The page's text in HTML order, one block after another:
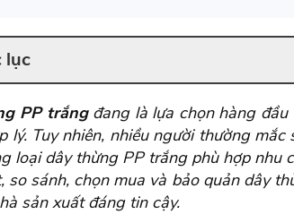
lục
PP trắngđang là lựa chọn hàng đầu
lý. Tuy nhiên, nhiều người thường
loại dây thừng PP trắng phù hợp nhu
so sánh, chọn mua và bảo quản dây
sản xuất đáng tin cậy.